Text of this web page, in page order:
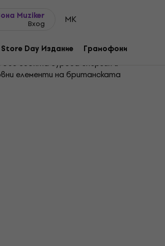
Muziker
Вход MK
Day Издание Грамофони
своята сурова енергия и
елементи на британската